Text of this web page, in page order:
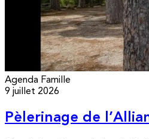
Agenda Famille
9 juillet 2026
Pèlerinage de